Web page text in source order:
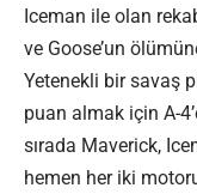
Iceman ile olan
ve Goose’un
Yetenekli bir savaş
puan almak için A-
sırada Maverick,
hemen her iki